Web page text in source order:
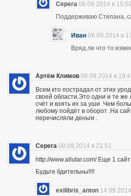
Серега 06.09.2014 в 15:59
Поддерживаю Степана,
Иван 06.09.2014 в
Вряд ли что то
Артём Климов 08.09.2014 в
Всем кто пострадал от этих
своей области.Это одни и те
счёт и взять их за уши .Чем
любому пойдёт в оборот .На
перечисляли деньги .
Серега 08.09.2014 в 21:51
http://www.allutar.com/ Еще 1
Будьте бдительны!!!!
exilibris_anton